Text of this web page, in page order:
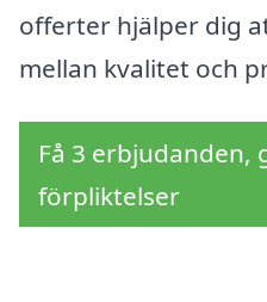
offerter hjälper dig
mellan kvalitet och
Få 3 erbjudanden,
förpliktelser